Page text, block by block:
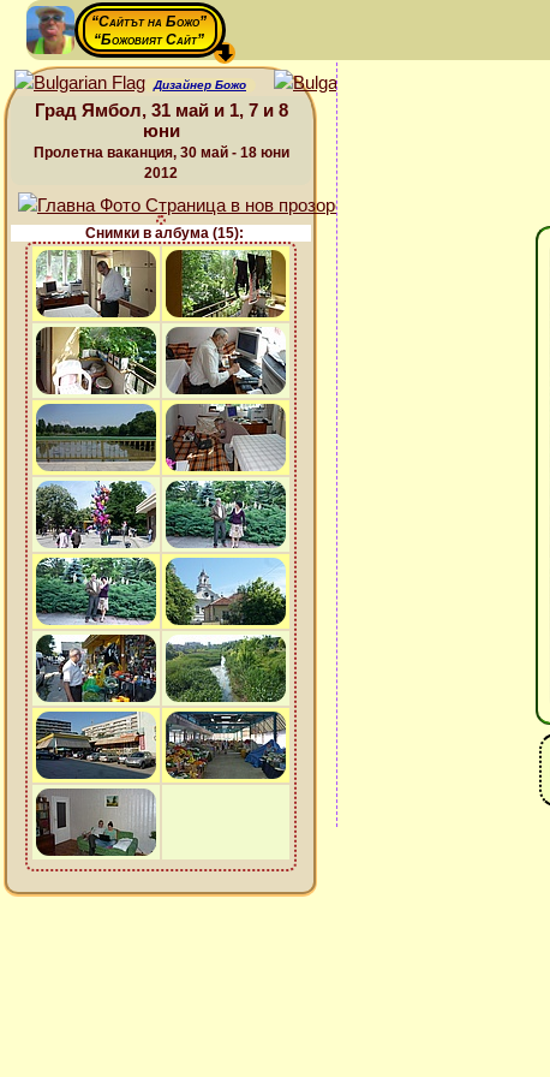
“Сайтът на Божо”
“Божовият Сайт”
Дизайнер Божо
Град Ямбол, 31 май и 1, 7 и 8
юни
Пролетна ваканция, 30 май - 18 юни
2012
Снимки в албума (15):